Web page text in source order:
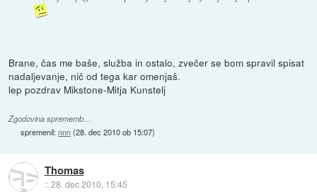
Brane, čas me baše, služba in ostalo, zvečer se bom spravil spisat
nadaljevanje, nič od tega kar omenjaš.
lep pozdrav Mikstone-Mitja Kunstelj
Zgodovina sprememb…
spremenil:nnn(28. dec 2010 ob 15:07)
Thomas
::28. dec 2010, 15:45